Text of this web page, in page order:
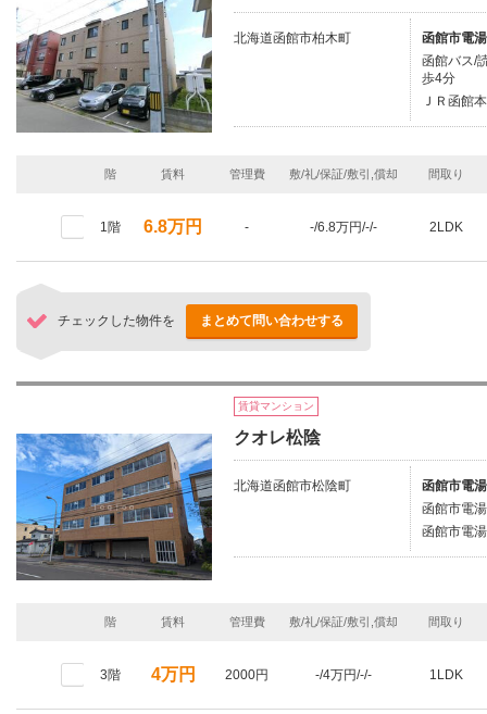
北海道函館市柏木町
函館市電
函館バス/
歩4分
ＪＲ函館
階 賃料 管理費 敷/礼/保証/敷引,償却 間取り
1階 6.8万円 - -/6.8万円/-/- 2LDK
チェックした物件を まとめて問い合わせする
賃貸マンション
クオレ松陰
北海道函館市松陰町
函館市電
函館市電
函館市電
階 賃料 管理費 敷/礼/保証/敷引,償却 間取り
3階 4万円 2000円 -/4万円/-/- 1LDK